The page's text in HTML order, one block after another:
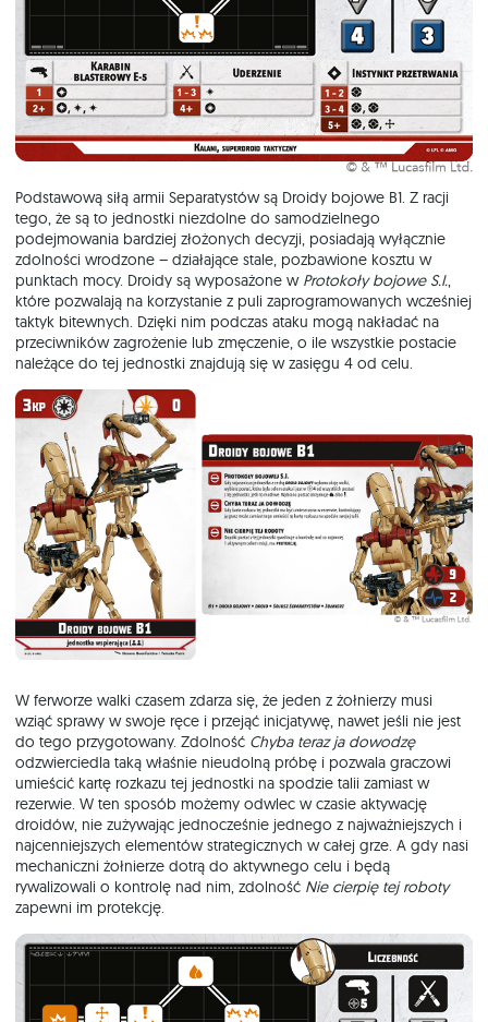
Podstawową siłą armii Separatystów są Droidy bojowe B1. Z racji
tego, że są to jednostki niezdolne do samodzielnego
podejmowania bardziej złożonych decyzji, posiadają wyłącznie
zdolności wrodzone – działające stale, pozbawione kosztu w
punktach mocy. Droidy są wyposażone w Protokoły bojowe S.I.,
które pozwalają na korzystanie z puli zaprogramowanych wcześniej
taktyk bitewnych. Dzięki nim podczas ataku mogą nakładać na
przeciwników zagrożenie lub zmęczenie, o ile wszystkie postacie
należące do tej jednostki znajdują się w zasięgu 4 od celu.
W ferworze walki czasem zdarza się, że jeden z żołnierzy musi
wziąć sprawy w swoje ręce i przejąć inicjatywę, nawet jeśli nie jest
do tego przygotowany. Zdolność Chyba teraz ja dowodzę
odzwierciedla taką właśnie nieudolną próbę i pozwala graczowi
umieścić kartę rozkazu tej jednostki na spodzie talii zamiast w
rezerwie. W ten sposób możemy odwlec w czasie aktywację
droidów, nie zużywając jednocześnie jednego z najważniejszych i
najcenniejszych elementów strategicznych w całej grze. A gdy nasi
mechaniczni żołnierze dotrą do aktywnego celu i będą
rywalizowali o kontrolę nad nim, zdolność Nie cierpię tej roboty
zapewni im protekcję.